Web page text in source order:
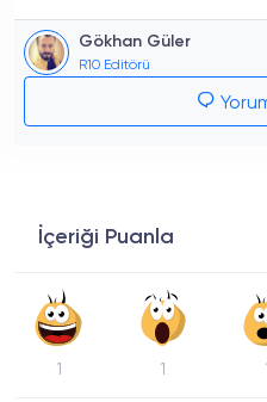
Gökhan Güler
R10 Editörü
İçeriği Puanla
1 1 1